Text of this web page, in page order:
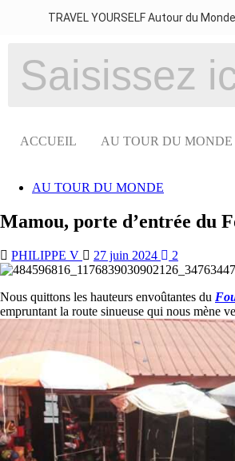
TRAVEL YOURSELF Autour du Monde
ACCUEIL AU TOUR DU MONDE
AU TOUR DU MONDE
Mamou, porte d’entrée du
PHILIPPE V 27 juin 2024 2
Nous quittons les hauteurs envoûtantes du
empruntant la route sinueuse qui nous mène